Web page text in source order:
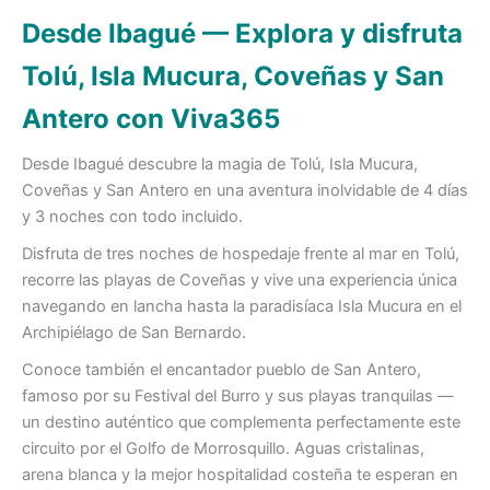
Desde Ibagué — Explora y disfruta
Tolú, Isla Mucura, Coveñas y San
Antero con Viva365
Desde Ibagué descubre la magia de Tolú, Isla Mucura,
Coveñas y San Antero en una aventura inolvidable de 4 días
y 3 noches con todo incluido.
Disfruta de tres noches de hospedaje frente al mar en Tolú,
recorre las playas de Coveñas y vive una experiencia única
navegando en lancha hasta la paradisíaca Isla Mucura en el
Archipiélago de San Bernardo.
Conoce también el encantador pueblo de San Antero,
famoso por su Festival del Burro y sus playas tranquilas —
un destino auténtico que complementa perfectamente este
circuito por el Golfo de Morrosquillo. Aguas cristalinas,
arena blanca y la mejor hospitalidad costeña te esperan en